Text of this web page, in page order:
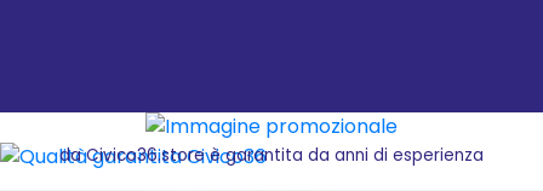
e ricevere la merce direttamente a casa, in modo
veloce e conveniente. La qualità del servizio offerto
da Civico36.store è garantita da anni di esperienza